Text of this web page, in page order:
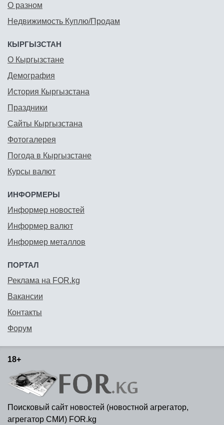
О разном
Недвижимость Куплю/Продам
КЫРГЫЗСТАН
О Кыргызстане
Демография
История Кыргызстана
Праздники
Сайты Кыргызстана
Фотогалерея
Погода в Кыргызстане
Курсы валют
ИНФОРМЕРЫ
Информер новостей
Информер валют
Информер металлов
ПОРТАЛ
Реклама на FOR.kg
Вакансии
Контакты
Форум
18+
Поисковый сайт новостей (новостной агрегатор,
агрегатор СМИ) FOR.kg